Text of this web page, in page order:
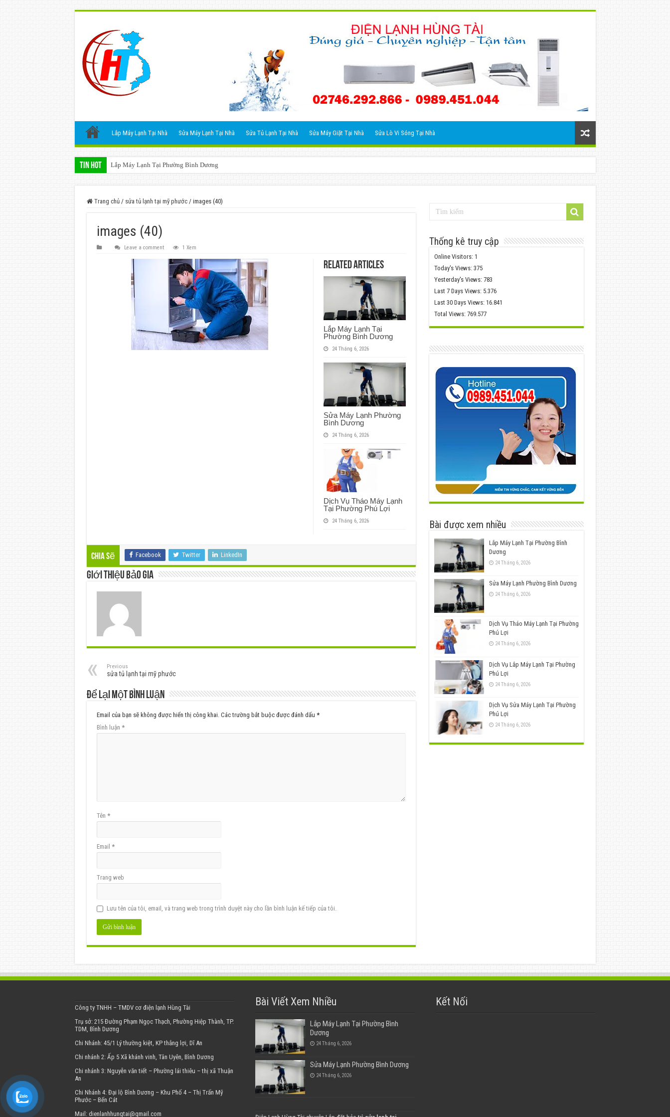
Lắp Máy Lạnh Tại Nhà Sửa Máy Lạnh Tại Nhà Sửa Tủ Lạnh Tại Nhà Sửa Máy Giặt Tại Nhà Sửa Lò Vi Sóng Tại Nhà
Tin Hot Lắp Máy Lạnh Tại Phường Bình Dương
Trang chủ / sửa tủ lạnh tại mỹ phước / images (40)
images (40)
Leave a comment 1 Xem
Related Articles
Lắp Máy Lạnh Tại
Phường Bình Dương
24 Tháng 6, 2026
Sửa Máy Lạnh Phường
Bình Dương
24 Tháng 6, 2026
Dịch Vụ Tháo Máy Lạnh
Tại Phường Phú Lợi
24 Tháng 6, 2026
Chia sẽ Facebook Twitter LinkedIn
Giới thiệu Bảo Gia
Previous
sửa tủ lạnh tại mỹ phước
Để lại một bình luận
Email của bạn sẽ không được hiển thị công khai. Các trường bắt buộc được đánh dấu *
Bình luận *
Tên *
Email *
Trang web
Lưu tên của tôi, email, và trang web trong trình duyệt này cho lần bình luận kế tiếp của tôi.
Thống kê truy cập
Online Visitors: 1
Today's Views: 375
Yesterday's Views: 783
Last 7 Days Views: 5.376
Last 30 Days Views: 16.841
Total Views: 769.577
Bài được xem nhiều
Lắp Máy Lạnh Tại Phường Bình
Dương
24 Tháng 6, 2026
Sửa Máy Lạnh Phường Bình Dương
24 Tháng 6, 2026
Dịch Vụ Tháo Máy Lạnh Tại Phường
Phú Lợi
24 Tháng 6, 2026
Dịch Vụ Lắp Máy Lạnh Tại Phường
Phú Lợi
24 Tháng 6, 2026
Dịch Vụ Sửa Máy Lạnh Tại Phường
Phú Lợi
24 Tháng 6, 2026
Công ty TNHH – TMDV cơ điện lạnh Hùng Tài
Trụ sở: 215 Đường Phạm Ngọc Thạch, Phường Hiệp Thành, TP.
TDM, Bình Dương
Chi Nhánh: 45/1 Lý thường kiệt, KP thắng lợi, Dĩ An
Chi nhánh 2: Ấp 5 Xã khánh vinh, Tân Uyên, Bình Dương
Chi nhánh 3: Nguyễn văn tiết – Phường lái thiêu – thị xã Thuận
An
Chi Nhánh 4: Đại lộ Bình Dương – Khu Phố 4 – Thị Trấn Mỹ
Phước – Bến Cát
Mail: dienlanhhungtai@gmail.com
Bài Viết Xem Nhiều
Lắp Máy Lạnh Tại Phường Bình
Dương
24 Tháng 6, 2026
Sửa Máy Lạnh Phường Bình Dương
24 Tháng 6, 2026
Kết Nối